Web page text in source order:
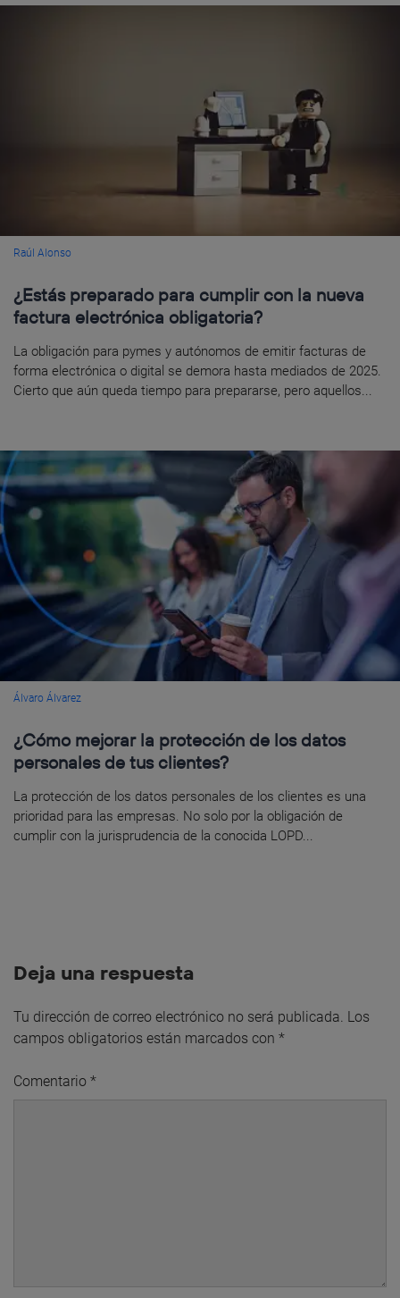
Raúl Alonso
¿Estás preparado para cumplir con la nueva
factura electrónica obligatoria?
La obligación para pymes y autónomos de emitir facturas de
forma electrónica o digital se demora hasta mediados de 2025.
Cierto que aún queda tiempo para prepararse, pero aquellos...
Álvaro Álvarez
¿Cómo mejorar la protección de los datos
personales de tus clientes?
La protección de los datos personales de los clientes es una
prioridad para las empresas. No solo por la obligación de
cumplir con la jurisprudencia de la conocida LOPD...
Deja una respuesta
Tu dirección de correo electrónico no será publicada. Los
campos obligatorios están marcados con *
Comentario *